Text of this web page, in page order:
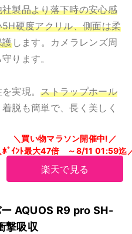
製品より落下時の安心感
硬度アクリル、側面は柔
護します。カメラレンズ周
ります。
を実現。ストラップホール
脱も簡単で、長く美しく
楽天で見る
AQUOS R9 pro SH-
撃吸収